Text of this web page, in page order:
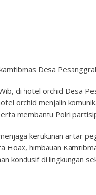
Desa
di hotel orchid Desa
orchid menjalin
membantu Polri
kerukunan antar
Hoax, himbauan
kondusif di lingkungan